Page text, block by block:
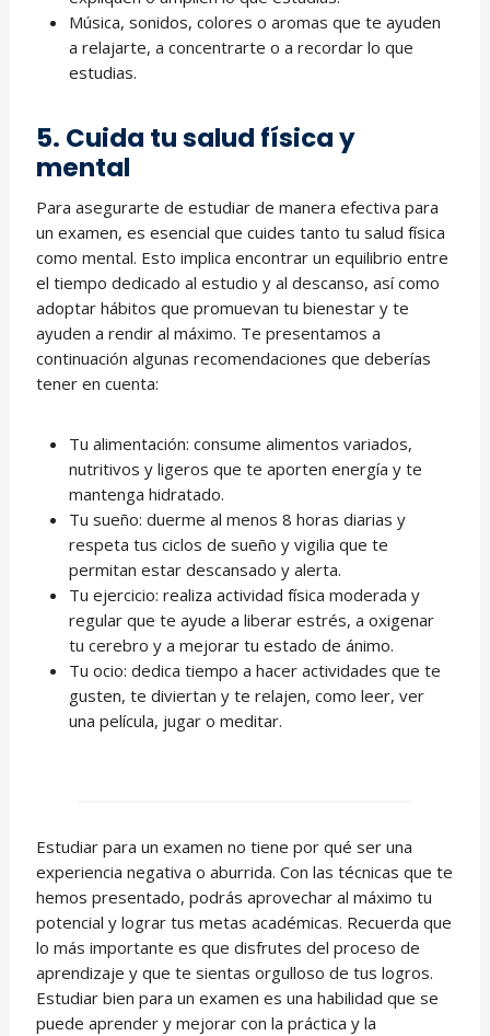
Música, sonidos, colores o aromas que te ayuden
a relajarte, a concentrarte o a recordar lo que
estudias.
5. Cuida tu salud física y
mental
Para asegurarte de estudiar de manera efectiva para
un examen, es esencial que cuides tanto tu salud física
como mental. Esto implica encontrar un equilibrio entre
el tiempo dedicado al estudio y al descanso, así como
adoptar hábitos que promuevan tu bienestar y te
ayuden a rendir al máximo. Te presentamos a
continuación algunas recomendaciones que deberías
tener en cuenta:
Tu alimentación: consume alimentos variados,
nutritivos y ligeros que te aporten energía y te
mantenga hidratado.
Tu sueño: duerme al menos 8 horas diarias y
respeta tus ciclos de sueño y vigilia que te
permitan estar descansado y alerta.
Tu ejercicio: realiza actividad física moderada y
regular que te ayude a liberar estrés, a oxigenar
tu cerebro y a mejorar tu estado de ánimo.
Tu ocio: dedica tiempo a hacer actividades que te
gusten, te diviertan y te relajen, como leer, ver
una película, jugar o meditar.
Estudiar para un examen no tiene por qué ser una
experiencia negativa o aburrida. Con las técnicas que te
hemos presentado, podrás aprovechar al máximo tu
potencial y lograr tus metas académicas. Recuerda que
lo más importante es que disfrutes del proceso de
aprendizaje y que te sientas orgulloso de tus logros.
Estudiar bien para un examen es una habilidad que se
puede aprender y mejorar con la práctica y la